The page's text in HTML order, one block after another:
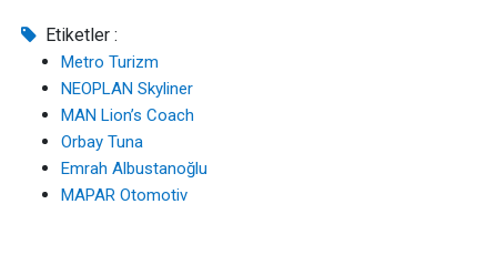
Etiketler :
Metro Turizm
NEOPLAN Skyliner
MAN Lion’s Coach
Orbay Tuna
Emrah Albustanoğlu
MAPAR Otomotiv